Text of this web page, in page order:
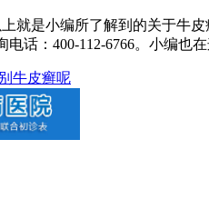
上就是小编所了解到的关于牛
话：400-112-6766。小编也
牛皮癣呢